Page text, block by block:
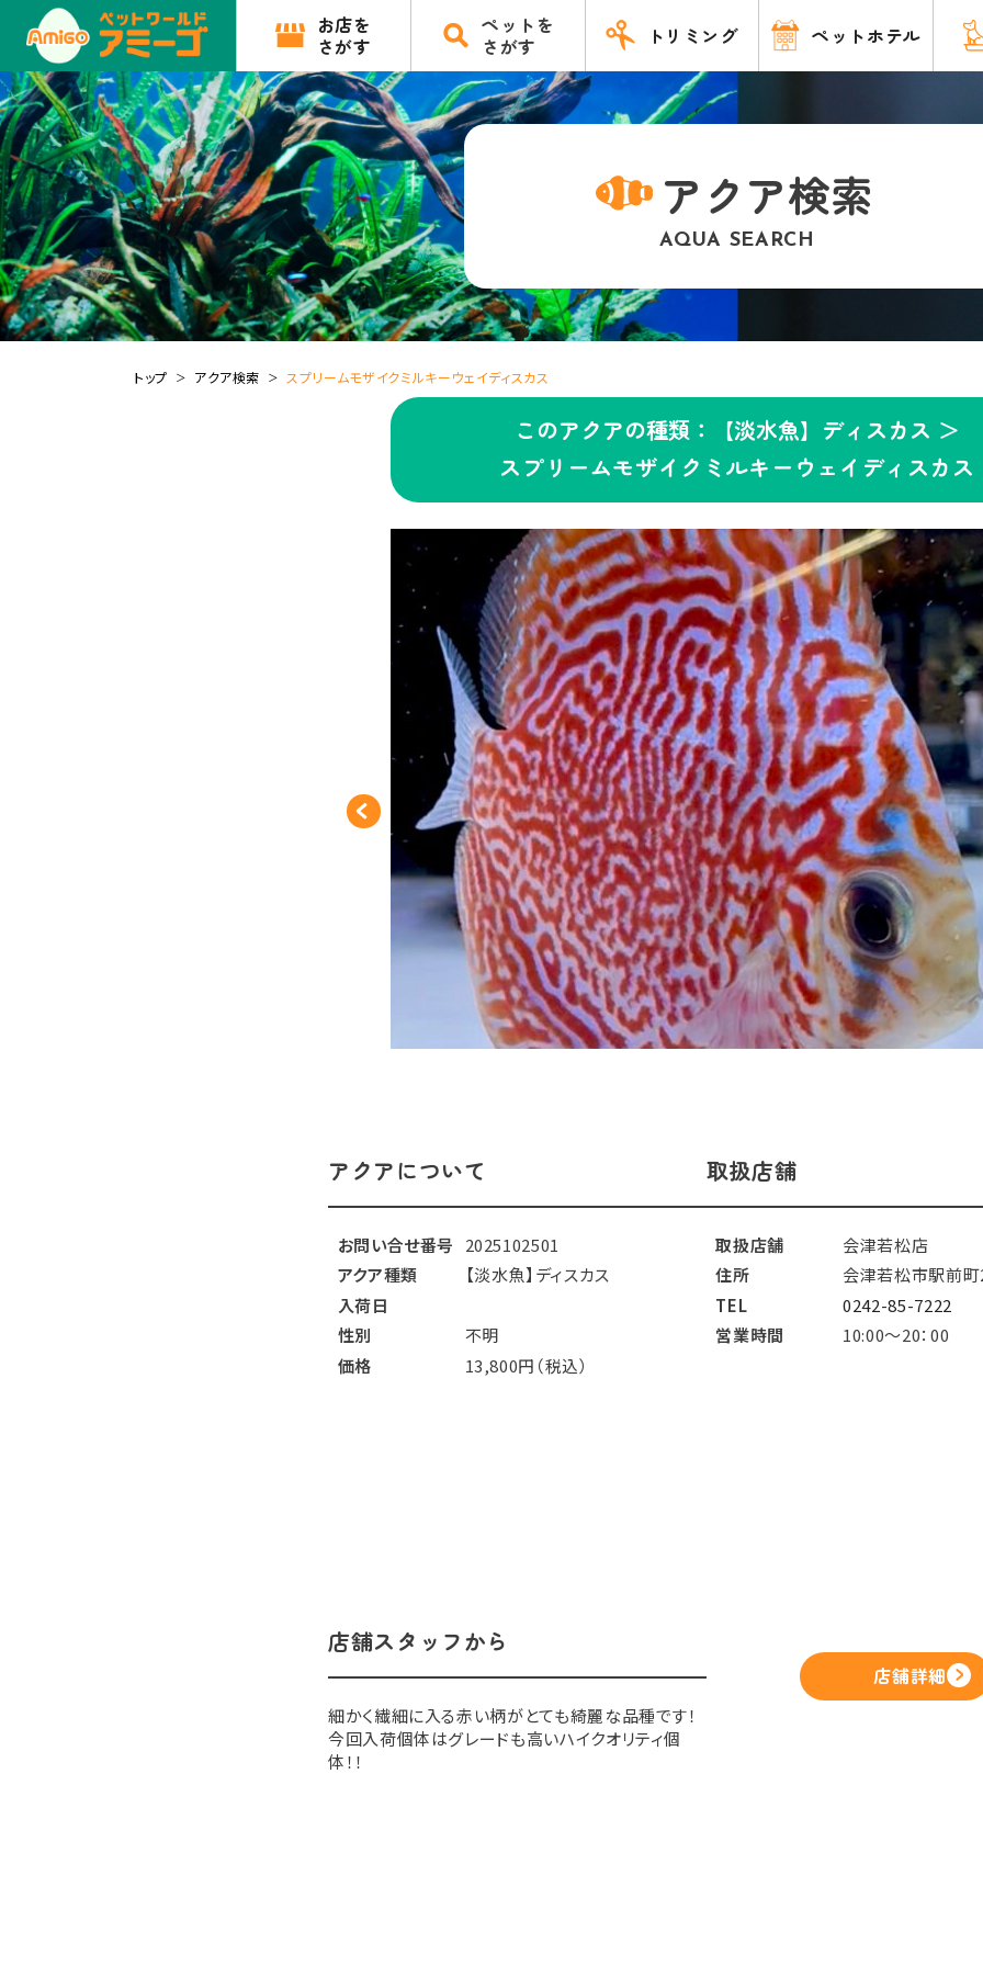
お店を
さがす
ペットを
さがす
トリミング ペットホテル
アクア検索
AQUA SEARCH
トップ アクア検索 スプリームモザイクミルキーウェイディスカス
このアクアの種類：【淡水魚】ディスカス ＞
スプリームモザイクミルキーウェイディスカス
アクアについて
お問い合せ番号
2025102501
アクア種類
【淡水魚】ディスカス
入荷日
性別
不明
価格
13,800円（税込）
取扱店舗
取扱店舗
会津若松店
住所
会津若松市駅前
TEL
0242-85-7222
営業時間
10:00～20：00
店舗詳細
店舗スタッフから
細かく繊細に入る赤い柄がとても綺麗な品種です！
今回入荷個体はグレードも高いハイクオリティ個
体！！